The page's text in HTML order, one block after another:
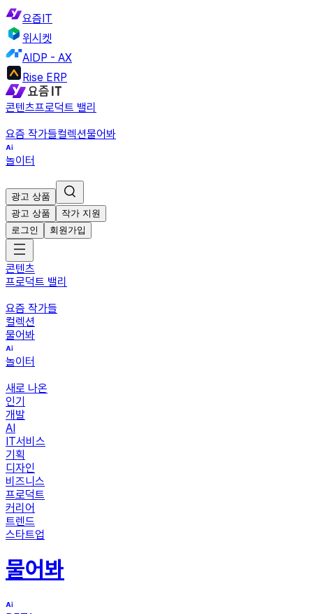
요즘IT
위시켓
AIDP - AX
Rise ERP
콘텐츠프로덕트 밸리
요즘 작가들컬렉션물어봐
놀이터
광고 상품
광고 상품
작가 지원
로그인
회원가입
콘텐츠
프로덕트 밸리
요즘 작가들
컬렉션
물어봐
놀이터
새로 나온
인기
개발
AI
IT서비스
기획
디자인
비즈니스
프로덕트
커리어
트렌드
스타트업
물어봐